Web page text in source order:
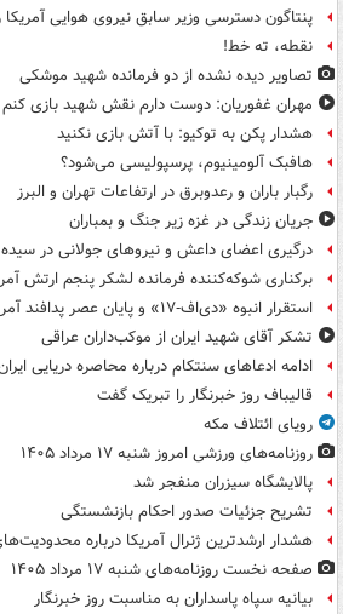
پنتاگون دسترسی وزیر سابق نیروی هوایی آمریکا
نقطه، ته خط!
تصاویر دیده‌ نشده از دو فرمانده شهید موشکی
مهران غفوریان: دوست دارم نقش شهید بازی کنم
هشدار پکن به توکیو: با آتش بازی نکنید
هافبک آلومینیوم، پرسپولیسی می‌شود؟
رگبار باران و رعدوبرق در ارتفاعات تهران و البرز
جریان زندگی در غزه زیر جنگ و بمباران
درگیری اعضای داعش و نیروهای جولانی در
برکناری شوکه‌کننده فرمانده لشکر پنجم ارتش
استقرار انبوه «دی‌اف‑۱۷» و پایان عصر پدافند آمریکا +عکس
تشکر آقای شهید ایران از موکب‌داران عراقی
ادامه ادعاهای سنتکام درباره محاصره دریایی
قالیباف روز خبرنگار را تبریک گفت
رویای ائتلاف مکه
روزنامه‌های ورزشی امروز ‌شنبه ۱۷ مرداد ۱۴۰۵
پالایشگاه سیزران منفجر شد
تشریح جزئیات صدور احکام بازنشستگی
هشدار ارشدترین ژنرال آمریکا درباره
صفحه نخست روزنامه‌های شنبه ۱۷ مرداد ۱۴۰۵
بیانیه سپاه پاسداران به مناسبت روز خبرنگار